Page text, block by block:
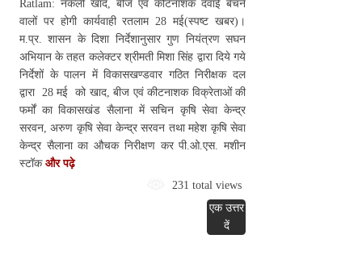
Ratlam: नकली खाद, बीज एवं कीटनाशक दवाई बेचने
वालों पर होगी कार्यवाही रतलाम 28 मई(स्पष्ट खबर)।
म.प्र. शासन के दिशा निर्देशानुसार गुण नियंत्रण सघन
अभियान के तहत कलेक्टर श्रीमती मिशा सिंह द्वारा दिये गये
निर्देशों के पालन में विकासखण्‍डवार गठित निरीक्षक दल
द्वारा 28 मई को खाद, बीज एवं कीटनाशक विक्रेताओं की
फर्मों का विकासखंड सैलाना में सचिन कृषि सेवा केन्द्र
सरवन, अरुण कृषि सेवा केन्द्र सरवन तथा महेश कृषि सेवा
केन्द्र सैलाना का औचक निरीक्षण कर पी.ओ.एस. मशीन
स्‍टॉक और पढ़े
231 total views
एक उत्तर
दें